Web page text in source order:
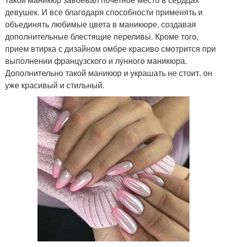
девушек. И все благодаря способности применять и
объединять любимые цвета в маникюре, создавая
дополнительные блестящие переливы. Кроме того,
прием втирка с дизайном омбре красиво смотрится при
выполнении французского и лунного маникюра.
Дополнительно такой маникюр и украшать не стоит, он
уже красивый и стильный.